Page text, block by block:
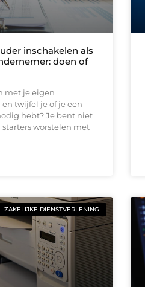
inschakelen als
doen of
met je eigen
twijfel je of je een
hebt? Je bent niet
starters worstelen met
ZAKELIJKE DIENSTVERLENING